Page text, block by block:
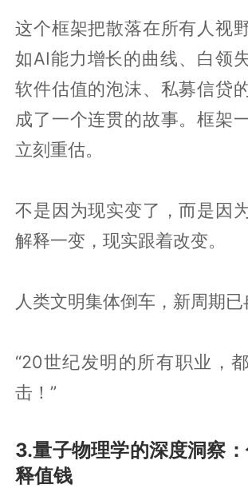
这个框架把散落在所有人视
如AI能力增长的曲线、白领
软件估值的泡沫、私募信贷
成了一个连贯的故事。框架
立刻重估。
不是因为现实变了，而是因
解释一变，现实跟着改变。
人类文明集体倒车，新周期
“20世纪发明的所有职业，
击！”
3.量子物理学的深度洞察
释值钱